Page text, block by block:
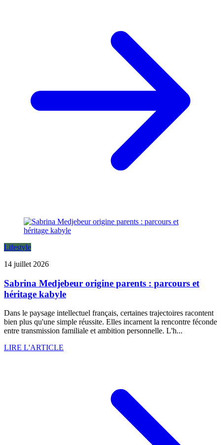
Lifestyle
14 juillet 2026
Sabrina Medjebeur origine parents : parcours et
héritage kabyle
Dans le paysage intellectuel français, certaines trajectoires racontent
bien plus qu'une simple réussite. Elles incarnent la rencontre féconde
entre transmission familiale et ambition personnelle. L'h...
LIRE L'ARTICLE